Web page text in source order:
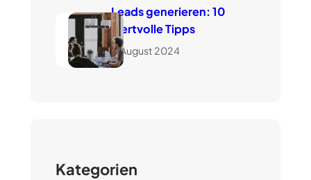
Leads generieren: 10
wertvolle Tipps
7. August 2024
Kategorien